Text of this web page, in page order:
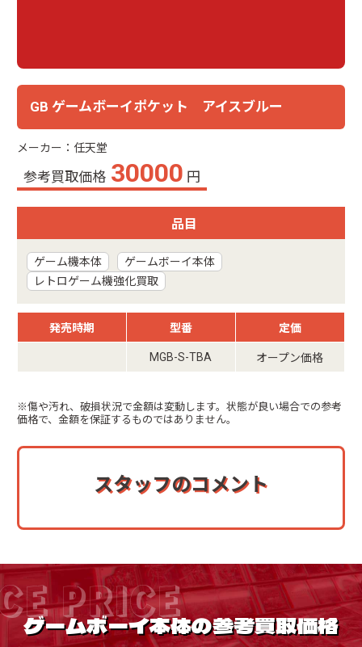
GB ゲームボーイポケット アイスブルー
メーカー：任天堂
参考買取価格 30000 円
品目
ゲーム機本体
ゲームボーイ本体
レトロゲーム機強化買取
発売時期 型番 定価
MGB-S-TBA オープン価格
※傷や汚れ、破損状況で金額は変動します。状態が良い場合での参考
価格で、金額を保証するものではありません。
スタッフのコメント
PRICE
ゲームボーイ本体の参考買取価格